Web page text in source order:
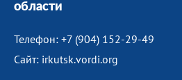
области
Телефон: +7 (904) 152-29-49
Сайт: irkutsk.vordi.org